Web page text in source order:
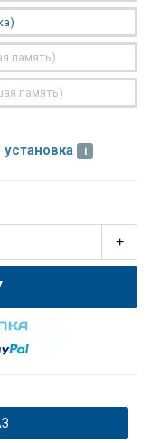
память)
память)
+